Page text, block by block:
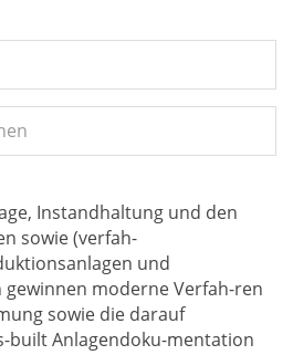
Instandhaltung und den
sowie (verfah-
und
moderne Verfah-ren
sowie die darauf
built Anlagendoku-mentation